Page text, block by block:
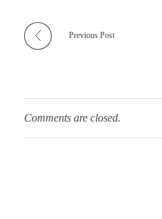
Previous Post
Comments are closed.